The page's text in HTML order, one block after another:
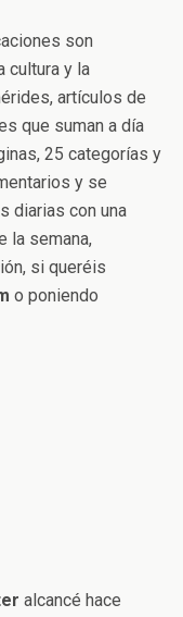
son
cultura y la
artículos de
que suman a día
25 categorías y
y se
diarias con una
la semana,
si queréis
o poniendo
alcancé hace